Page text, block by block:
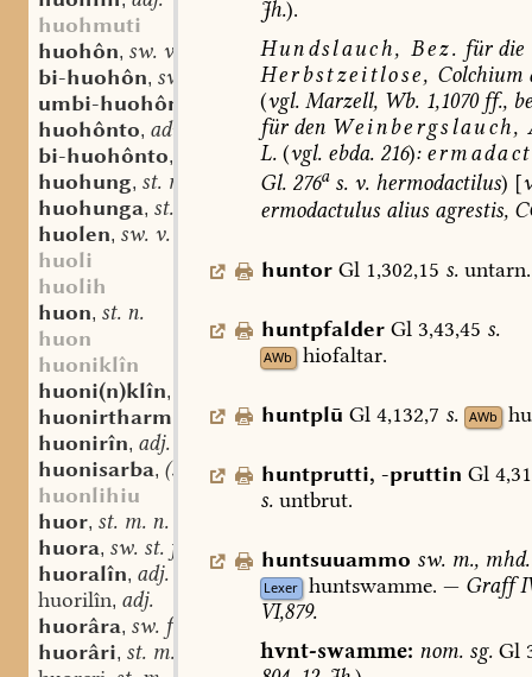
huohmuti
huohôn, sw. v.
bi-huohôn, sw. v.
umbi-huohôn
huohônto, adv.
bi-huohônto,
huohung, st. m.
huohunga, st. f.
huolen, sw. v.
huoli
huolih
huon, st. n.
huon
huoniklîn
huoni(n)klîn,
huonirtharm
st. m.
huonirîn, adj.
huonisarba, (st. sw.?) f.
huonlihiu
huor, st. m. n.
huora, sw. st. f.
huoralîn, adj.
huorilîn, adj.
huorâra, sw. f.
huorâri, st. m.
Jh.).
Hundslauch, Bez. fürdie
Herbstzeitlose, Colchium
(vgl.Marzell,Wb.1,1070ff.,
fürden Weinbergslauch,
L.(vgl.ebda.216):
Gl.276a s.v.hermodactilus) [
ermodactulusaliusagrestis,
huntor Gl 1,302,15 s. untarn.
huntpfalder Gl 3,43,45 s.
AWb hiofaltar.
huntplū Gl 4,132,7 s. AWb
huntprutti, -pruttin Gl
s. untbrut.
huntsuuammo sw. m., mhd.
Lexer huntswamme. — Graff
VI,879.
hvnt-swamme: nom.sg.Gl